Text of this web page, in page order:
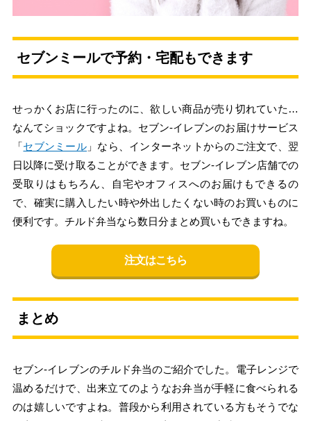
セブンミールで予約・宅配もできます
せっかくお店に行ったのに、欲しい商品が売り切れていた…
なんてショックですよね。セブン‐イレブンのお届けサービス
「セブンミール 」なら、インターネットからのご注文で、翌
日以降に受け取ることができます。セブン-イレブン店舗での
受取りはもちろん、自宅やオフィスへのお届けもできるの
で、確実に購入したい時や外出したくない時のお買いものに
便利です。チルド弁当なら数日分まとめ買いもできますね。
注文はこちら
まとめ
セブン‐イレブンのチルド弁当のご紹介でした。電子レンジで
温めるだけで、出来立てのようなお弁当が手軽に食べられる
のは嬉しいですよね。普段から利用されている方もそうでな